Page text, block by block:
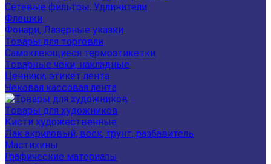
Сетевые фильтры, Удлинители
Флешки
Фонари, Лазерные указки
Товары для торговли
Самоклеющиеся термоэтикетки
Товарные чеки, накладные
Ценники, этикет лента
Чековая кассовая лента
Товары для художников
Кисти художественные
Лак акриловый, воск, грунт, разбавитель
Мастихины
Графические материалы